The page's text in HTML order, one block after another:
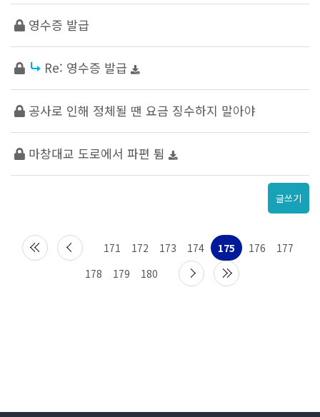
영수증 발급
Re: 영수증 발급
공사로 인해 정체될 땐 요금 징수하지 말아야
마창대교 도로에서 파편 튐
글쓰기
171 172 173 174 175 176
177
178
179 180